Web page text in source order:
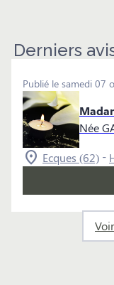
Derniers
Publié le samedi 07
Née
Ecques (62) -